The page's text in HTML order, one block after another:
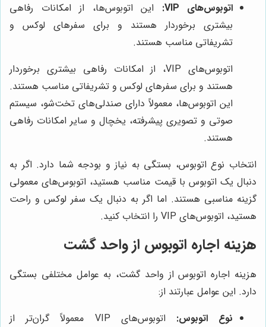
اتوبوس‌های VIP:
این اتوبوس‌ها، از امکانات رفاهی
بیشتری برخوردار هستند و برای سفرهای لوکس و
تشریفاتی مناسب هستند.
اتوبوس‌های VIP، از امکانات رفاهی بیشتری برخوردار
هستند و برای سفرهای لوکس و تشریفاتی مناسب هستند.
این اتوبوس‌ها، معمولاً دارای صندلی‌های تخت‌شو، سیستم
صوتی و تصویری پیشرفته، یخچال و سایر امکانات رفاهی
هستند.
انتخاب نوع اتوبوس، بستگی به نیاز و بودجه شما دارد. اگر به
دنبال یک اتوبوس با قیمت مناسب هستید، اتوبوس‌های معمولی
گزینه مناسبی هستند. اما اگر به دنبال یک سفر لوکس و راحت
هستید، اتوبوس‌های VIP را انتخاب کنید.
هزینه اجاره اتوبوس از واحد گشت
هزینه اجاره اتوبوس از واحد گشت، به عوامل مختلفی بستگی
دارد. این عوامل عبارتند از:
نوع اتوبوس:
اتوبوس‌های VIP معمولاً گران‌تر از